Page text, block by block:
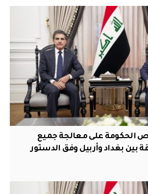
الحكومة على معالجة جميع
بين بغداد وأربيل وفق الدستور